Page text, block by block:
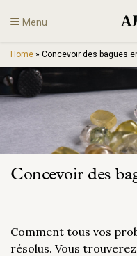
to
content
Menu
Diamants
Fiançailles
Fr
Home » Concevoir des bagues
Concevoir des
Comment tous vos
résolus. Vous